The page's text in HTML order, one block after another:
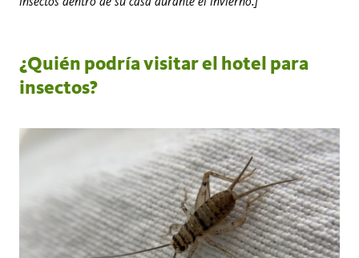
¿Quién podría visitar el hotel para
insectos?